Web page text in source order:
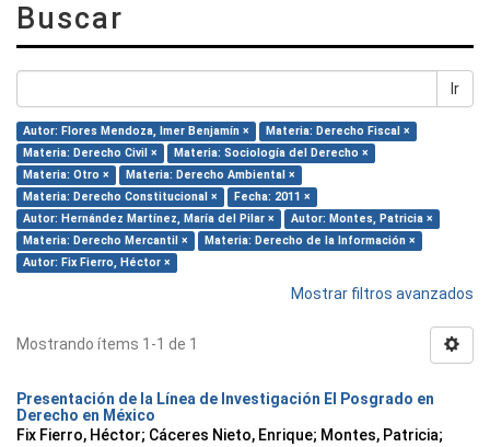
Buscar
Ir
Autor: Flores Mendoza, Imer Benjamín ×
Materia: Derecho Fiscal ×
Materia: Derecho Civil ×
Materia: Sociología del Derecho ×
Materia: Otro ×
Materia: Derecho Ambiental ×
Materia: Derecho Constitucional ×
Fecha: 2011 ×
Autor: Hernández Martínez, María del Pilar ×
Autor: Montes, Patricia ×
Materia: Derecho Mercantil ×
Materia: Derecho de la Información ×
Autor: Fix Fierro, Héctor ×
Mostrar filtros avanzados
Mostrando ítems 1-1 de 1
Presentación de la Línea de Investigación El Posgrado en
Derecho en México
Fix Fierro, Héctor; Cáceres Nieto, Enrique; Montes, Patricia;